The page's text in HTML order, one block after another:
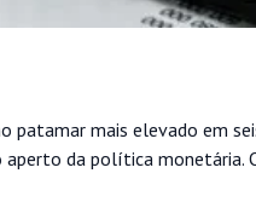
patamar mais elevado em
da política monetária.